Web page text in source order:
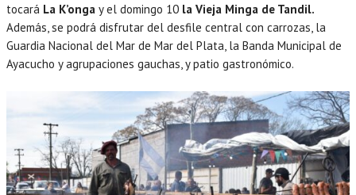
tocará La K’onga y el domingo 10 la Vieja Minga de Tandil.
Además, se podrá disfrutar del desfile central con carrozas, la
Guardia Nacional del Mar de Mar del Plata, la Banda Municipal de
Ayacucho y agrupaciones gauchas, y patio gastronómico.